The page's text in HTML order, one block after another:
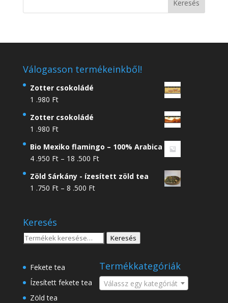
Válogasson termékeinkből!
Zotter csokoládé
1 .980 Ft
Zotter csokoládé
1 .980 Ft
Bio Mexiko flamingo – 100% Arabica
4 .950 Ft – 18 .500 FtÁrtartomány:
.950 Ft
Zöld Sárkány - ízesített zöld tea
1 .750 Ft – 8 .500 FtÁrtartomány:
8
.500 Ft
Keresés
Keresés
Keresés
Fekete tea
Ízesített fekete tea
Zöld tea
Termékkategóriák
Válassz egy kategóriát